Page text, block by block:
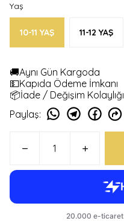
Yaş
10-11 YAŞ 11-12 YAŞ
🚚Aynı Gün Kargoda
💵Kapıda Ödeme İmkanı
📦İade / Değişim Kolaylığı
Paylaş: